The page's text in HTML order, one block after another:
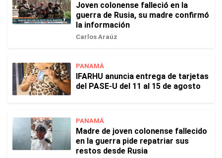
Joven colonense falleció en la
guerra de Rusia, su madre confirmó
la información
Carlos Araúz
PANAMÁ
IFARHU anuncia entrega de tarjetas
del PASE-U del 11 al 15 de agosto
PANAMÁ
Madre de joven colonense fallecido
en la guerra pide repatriar sus
restos desde Rusia